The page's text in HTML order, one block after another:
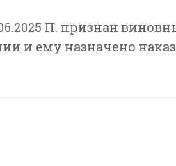
П. признан
и ему назначено